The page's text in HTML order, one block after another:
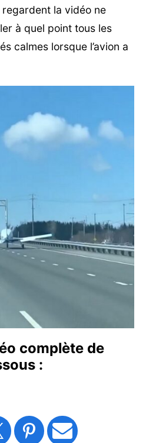
la vidéo ne
à quel point tous les
calmes lorsque l’avion a
complète de
: